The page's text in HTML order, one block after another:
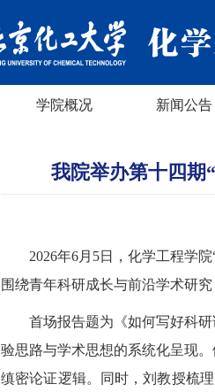
学院概况 新闻公告
我院举办第十四期
2026年6月5日，化学工程学
围绕青年科研成长与前沿学术研
首场报告题为《如何写好科
验思路与学术思想的系统化呈现
缜密论证逻辑。同时，刘教授梳